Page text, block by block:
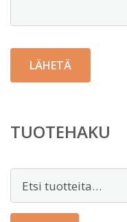
TUOTEHAKU